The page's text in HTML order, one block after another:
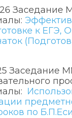
к ЕГЭ,
Заседание
по